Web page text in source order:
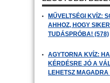
MŰVELTSÉGI KVÍZ:
AHHOZ, HOGY
TUDÁSPRÓBA! (578)
AGYTORNA KVÍZ:
KÉRDÉSRE JÓ A
LEHETSZ MAGADRA